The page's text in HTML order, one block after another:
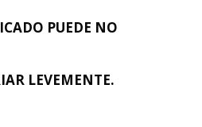
PUEDE NO
LEVEMENTE.